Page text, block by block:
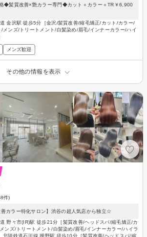
◆髪質改善×艶カラー専門◆カット＋カラー＋TR￥6,900
金沢駅 徒歩5分［金沢/髪質改善/縮毛矯正/カット/カラー/
メンズ/トリートメント/白髪染め/眉毛/インナーカラー/ハイ
メンズ歓迎
その他の情報を表示
件)
善カラー特化サロン】渋谷の超人気店から独立☆
野々市(IR)駅 徒歩21分［髪質改善/ヘッドスパ/縮毛矯正/カ
ンズ/トリートメント/白髪染め/眉毛/インナーカラー/ハイラ
北陸鉄道石川線 押野駅 徒歩10分［髪質改善/ヘッドスパ/縮